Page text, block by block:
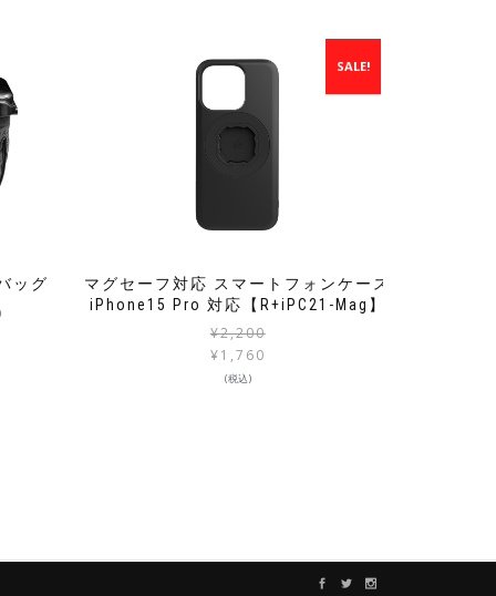
ッグ
マグセーフ対応 スマートフォンケース
iPhone15 Pro 対応【R+iPC21-Mag】
SALE!
¥2,200
¥1,760
(税込)